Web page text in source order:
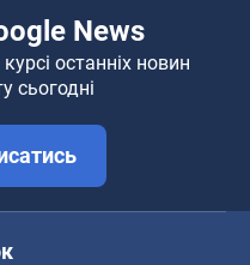
News
останніх новин
сьогодні